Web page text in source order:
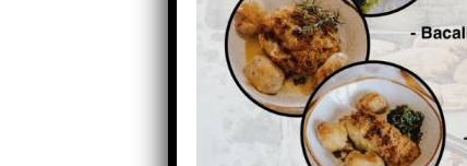
mínimos para garantir água e
uma questão financeira. É uma
Estas catástrofes trazem à
Prometeram-se apoios,
Agricultura, anunciaram-se